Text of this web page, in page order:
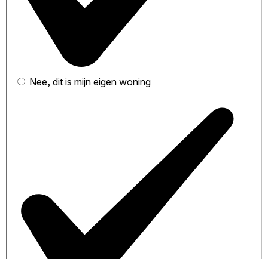
Nee, dit is mijn eigen woning